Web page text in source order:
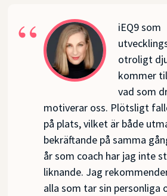
iEQ9 som
otroligt
kommer
vad som
motiverar oss. Plötsligt
på plats, vilket är både
bekräftande på samma
år som coach har jag inte
liknande. Jag
alla som tar sin personliga